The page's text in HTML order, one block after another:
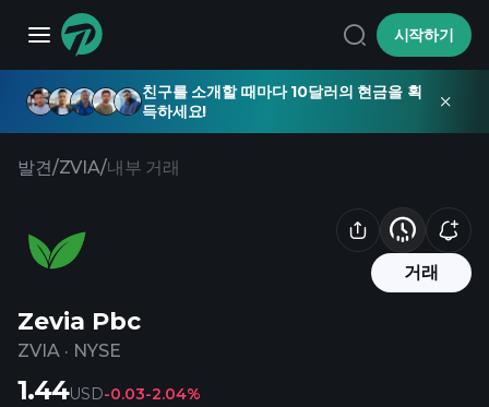
시작하기
친구를 소개할 때마다 10달러의 현금을 획
득하세요!
발견/ZVIA/내부 거래
거래
Zevia Pbc
ZVIA · NYSE
1.44USD-0.03-2.04%